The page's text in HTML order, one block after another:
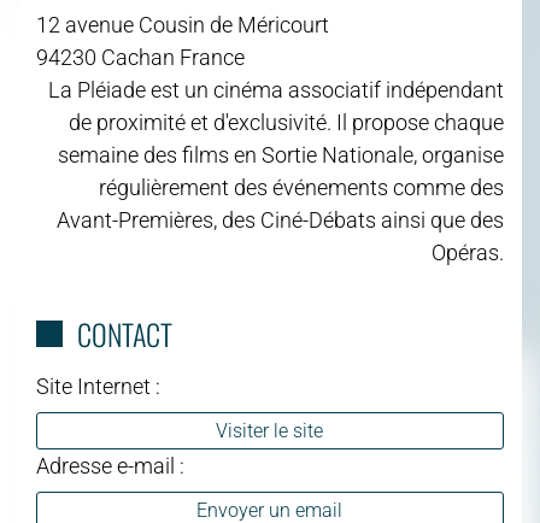
12 avenue Cousin de Méricourt
94230 Cachan France
La Pléiade est un cinéma associatif indépendant
de proximité et d'exclusivité. Il propose chaque
semaine des films en Sortie Nationale, organise
régulièrement des événements comme des
Avant-Premières, des Ciné-Débats ainsi que des
Opéras.
CONTACT
Site Internet :
Visiter le site
Adresse e-mail :
Envoyer un email